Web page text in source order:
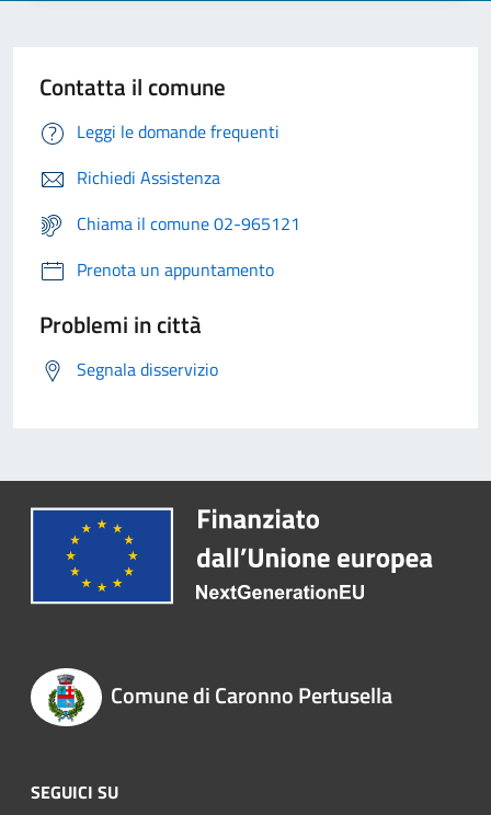
Contatta il comune
Leggi le domande frequenti
Richiedi Assistenza
Chiama il comune 02-965121
Prenota un appuntamento
Problemi in città
Segnala disservizio
Comune di Caronno Pertusella
SEGUICI SU